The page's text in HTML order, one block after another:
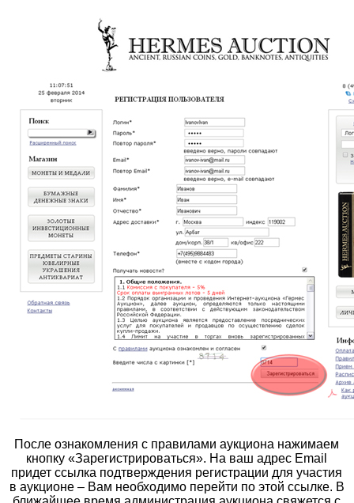
После ознакомления с правилами аукциона нажимаем
кнопку «Зарегистрироваться». На ваш адрес Email
придет ссылка подтверждения регистрации для участия
в аукционе – Вам необходимо перейти по этой ссылке. В